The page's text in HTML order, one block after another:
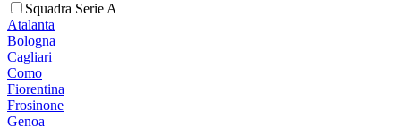
Squadra Serie A
Atalanta
Bologna
Cagliari
Como
Fiorentina
Frosinone
Genoa